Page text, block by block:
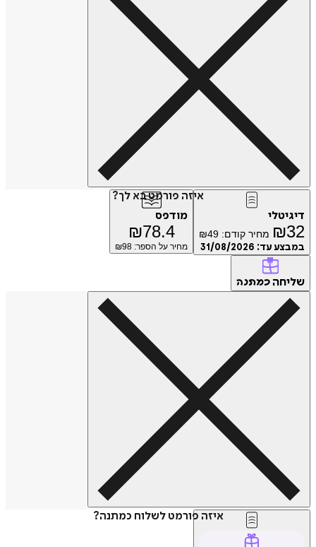
איזה פורמט בא לך?
דיגיטלי
₪32 מחיר קודם: ₪49
במבצע עד: 31/08/2026
מודפס
₪78.4
מחיר על הספר: ₪ 98
שליחה כמתנה
איזה פורמט לשלוח כמתנה?